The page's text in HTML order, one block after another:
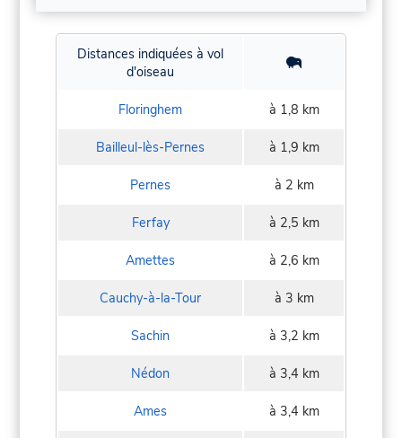
Distances indiquées à vol
d'oiseau
Floringhem à 1,8 km
Bailleul-lès-Pernes à 1,9 km
Pernes à 2 km
Ferfay à 2,5 km
Amettes à 2,6 km
Cauchy-à-la-Tour à 3 km
Sachin à 3,2 km
Nédon à 3,4 km
Ames à 3,4 km